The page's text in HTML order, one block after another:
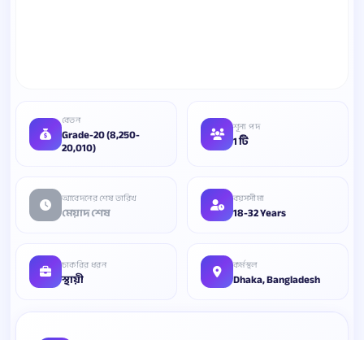
বেতন
Grade-20 (8,250-
20,010)
শূন্য পদ
1 টি
আবেদনের শেষ তারিখ
মেয়াদ শেষ
বয়সসীমা
18-32 Years
চাকরির ধরন
স্থায়ী
কর্মস্থল
Dhaka, Bangladesh